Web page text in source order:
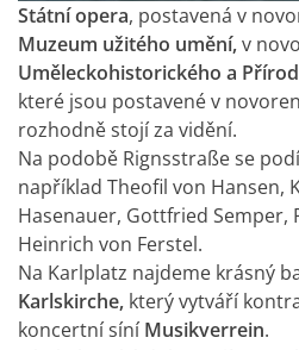
Státní opera, postavená v
Muzeum užitého umění,v
Uměleckohistorického a
které jsou postavené v
rozhodně stojí za vidění.
Na podobě Rignsstraße se
například Theofil von Hansen,
Hasenauer, Gottfried Semper,
Heinrich von Ferstel.
Na Karlplatz najdeme krásný
Karlskirche, který vytváří
koncertní síní Musikverrein.